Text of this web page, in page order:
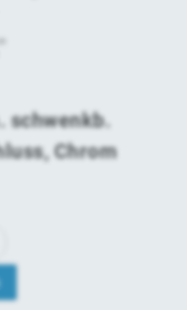
schwenkb.
Chrom